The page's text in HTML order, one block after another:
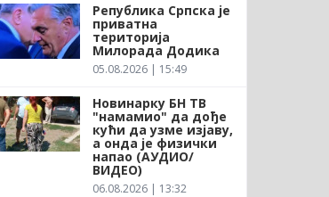
Република Српска је
приватна
територија
Милорада Додика
05.08.2026 | 15:49
Новинарку БН ТВ
"намамио" да дође
кући да узме изјаву,
а онда је физички
напао (АУДИО/
ВИДЕО)
06.08.2026 | 13:32